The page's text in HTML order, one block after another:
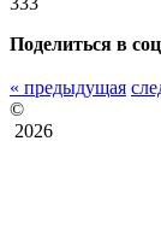
Поделиться в
« предыдущая
©
2026